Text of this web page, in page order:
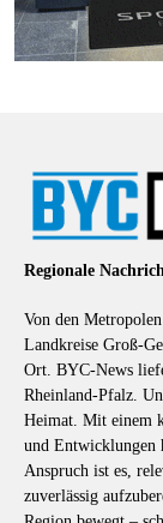
Regionale
Von den
Landkreise Groß-
Ort. BYC-News
Rheinland-Pfalz.
Heimat. Mit einem
und Entwicklungen
Anspruch ist es,
zuverlässig